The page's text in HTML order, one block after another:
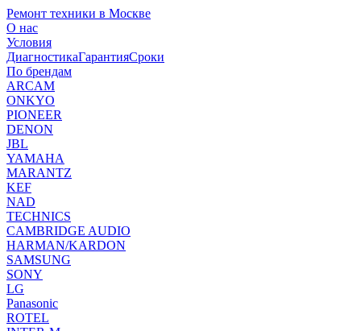
Ремонт техники в Москве
О нас
Условия
ДиагностикаГарантияСроки
По брендам
ARCAM
ONKYO
PIONEER
DENON
JBL
YAMAHA
MARANTZ
KEF
NAD
TECHNICS
CAMBRIDGE AUDIO
HARMAN/KARDON
SAMSUNG
SONY
LG
Panasonic
ROTEL